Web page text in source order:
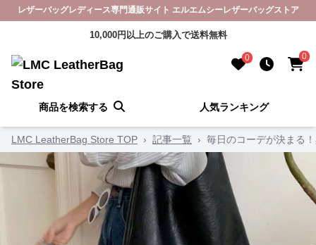
レザーバッグレディース専門通販サイト エルエムシーレザーバッグストア
10,000円以上のご購入で送料無料
0 0
商品を検索する 人気ランキング
LMC LeatherBag Store TOP › 記事一覧 › 毎日のコーデが決まる